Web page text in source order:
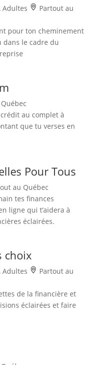
Adultes
Partout au
pour ton cheminement
dans le cadre du
au complet à
que tu verses en
Pour Tous
au Québec
tes finances
ligne qui t’aidera à
éclairées.
choix
Adultes
Partout au
de la financière et
éclairées et faire